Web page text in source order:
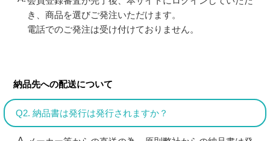
き、商品を選びご発注いただけます。
電話でのご発注は受け付けておりません。
納品先への配送について
Q2. 納品書は発行は発行されますか？